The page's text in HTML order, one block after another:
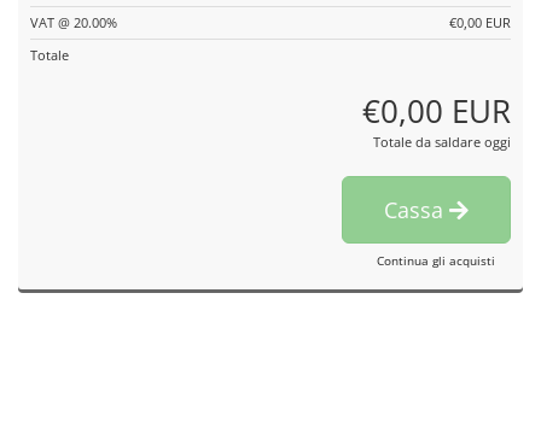
VAT @ 20.00%
€0,00 EUR
Totale
€0,00 EUR
Totale da saldare oggi
Cassa
Continua gli acquisti